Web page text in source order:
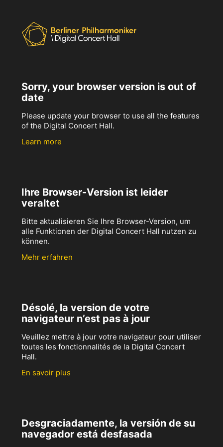
Sorry, your browser version is out of
date
Please update your browser to use all the features
of the Digital Concert Hall.
Learn more
Ihre Browser-Version ist leider
veraltet
Bitte aktualisieren Sie Ihre Browser-Version, um
alle Funktionen der Digital Concert Hall nutzen zu
können.
Mehr erfahren
Désolé, la version de votre
navigateur n’est pas à jour
Veuillez mettre à jour votre navigateur pour utiliser
toutes les fonctionnalités de la Digital Concert
Hall.
En savoir plus
Desgraciadamente, la versión de su
navegador está desfasada